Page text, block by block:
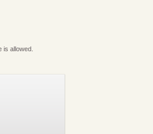
allowed.